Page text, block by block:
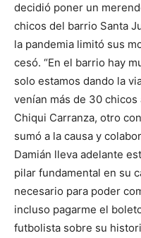
decidió poner un
chicos del barrio Santa
la pandemia limitó sus
cesó. “En el barrio hay
solo estamos dando la
venían más de 30 chicos
Chiqui Carranza, otro
sumó a la causa y
Damián lleva adelante
pilar fundamental en su
necesario para poder
incluso pagarme el
futbolista sobre su